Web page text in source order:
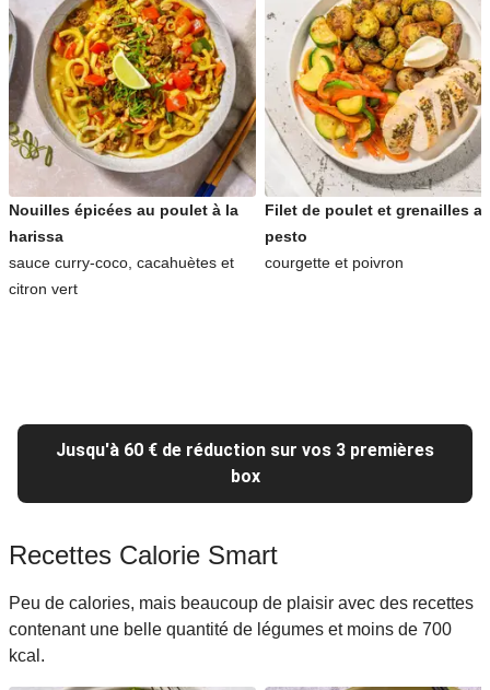
Nouilles épicées au poulet à la
harissa
sauce curry-coco, cacahuètes et
citron vert
Filet de poulet et grenailles
pesto
courgette et poivron
Jusqu'à 60 € de réduction sur vos 3 premières
box
Recettes Calorie Smart
Peu de calories, mais beaucoup de plaisir avec des recettes
contenant une belle quantité de légumes et moins de 700
kcal.